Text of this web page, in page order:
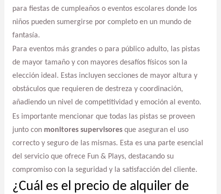
para fiestas de cumpleaños o eventos escolares donde los
niños pueden sumergirse por completo en un mundo de
fantasía.
Para eventos más grandes o para público adulto, las pistas
de mayor tamaño y con mayores desafíos físicos son la
elección ideal. Estas incluyen secciones de mayor altura y
obstáculos que requieren de destreza y coordinación,
añadiendo un nivel de competitividad y emoción al evento.
Es importante mencionar que todas las pistas se proveen
junto con monitores supervisoresque aseguran el uso
correcto y seguro de las mismas. Esta es una parte esencial
del servicio que ofrece Fun & Plays, destacando su
compromiso con la seguridad y la satisfacción del cliente.
¿Cuál es el precio de alquiler de